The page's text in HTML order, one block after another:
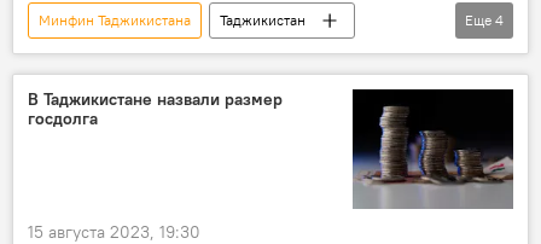
Минфин Таджикистана
Таджикистан
Общество
Налоговый комитет Таджикистана
расчеты
финансы
Еще 4
В Таджикистане назвали размер
госдолга
15 августа 2023, 19:30